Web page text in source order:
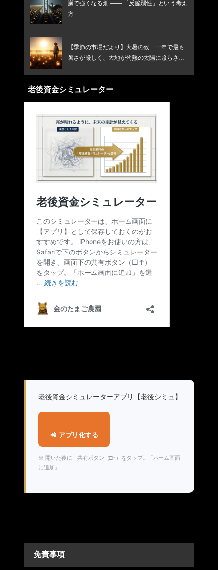
嵐で強くなる畑 —— 「反脆弱性」という考え
方
【季節の市場だより】大暑の候 一年で最も
暑さが厳しく、大地が灼熱の太陽に照らされ
老後資金シミュレーター
老後資金シミュレーターアプリ【老後シミュ】
📲 アプリ化する
※ 開いた後に、共有ボタン（□↑）をタップ。「ホーム画面
に追加」
免責事項